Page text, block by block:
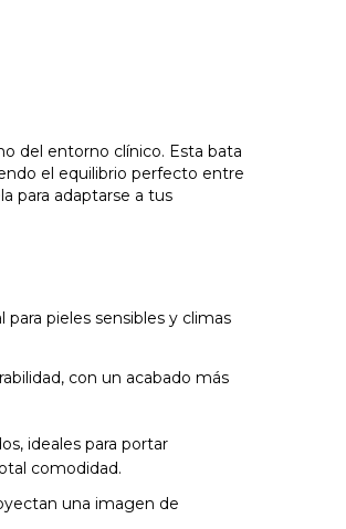
del entorno clínico. Esta bata
el equilibrio perfecto entre
para adaptarse a tus
para pieles sensibles y climas
con un acabado más
ideales para portar
comodidad.
una imagen de